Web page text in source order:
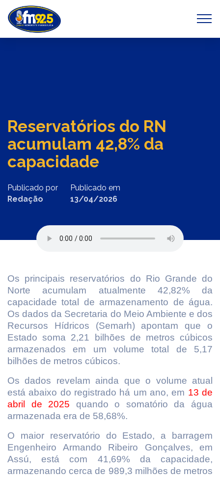
Previous Next
Reservatórios do RN
acumulam 42,8% da
capacidade
Publicado por
Redação
Publicado em
13/04/2026
Os principais reservatórios do Rio Grande do
Norte acumulam atualmente 42,82% da
capacidade total de armazenamento de água.
Os dados da Secretaria do Meio Ambiente e dos
Recursos Hídricos (Semarh) apontam que o
Estado soma 2,21 bilhões de metros cúbicos
armazenados em um volume total de 5,17
bilhões de metros cúbicos.
Os dados revelam ainda que o volume atual
está abaixo do registrado há um ano, em 13 de
abril de 2025 quando o somatório da água
armazenada era de 58,68%.
O maior reservatório do Estado, a barragem
Engenheiro Armando Ribeiro Gonçalves, em
Assú, está com 41,69% da capacidade,
armazenando cerca de 989,3 milhões de metros